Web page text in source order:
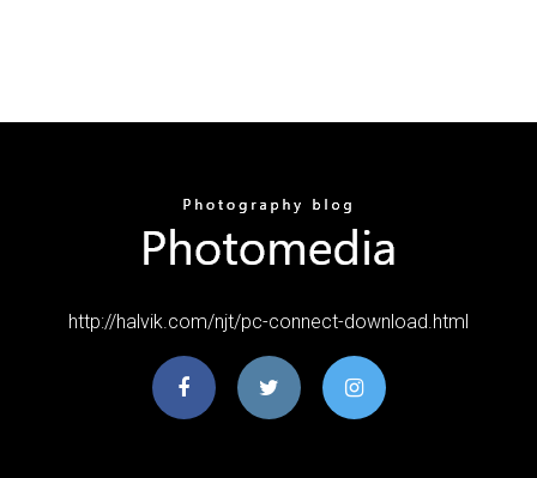
http://halvik.com/njt/pc-connect-download.html